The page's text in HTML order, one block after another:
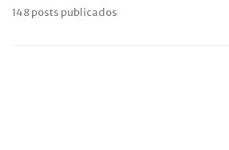
148 posts publicados